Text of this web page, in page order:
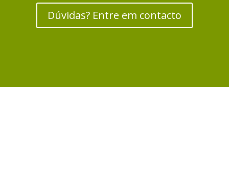
Dúvidas? Entre em contacto